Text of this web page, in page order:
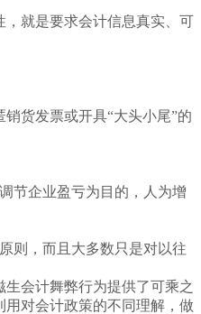
就是要求会计信息真实、可
货发票或开具“大头小尾”的
节企业盈亏为目的，人为增
则，而且大多数只是对以往
会计舞弊行为提供了可乘之
对会计政策的不同理解，做